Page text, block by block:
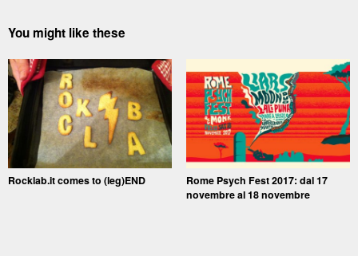
You might like these
Rocklab.it comes to (leg)END
Rome Psych Fest 2017: dal 17
novembre al 18 novembre